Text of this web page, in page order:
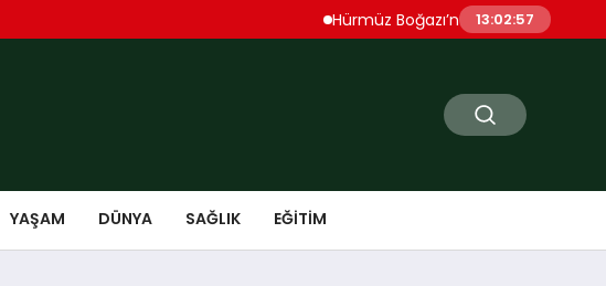
Hürmüz Boğazı’nda Patlama Sesleri
13:02:58
YAŞAM DÜNYA SAĞLIK EĞITIM